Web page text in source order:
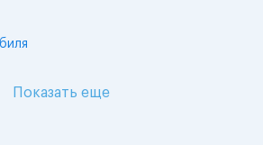
Показать еще